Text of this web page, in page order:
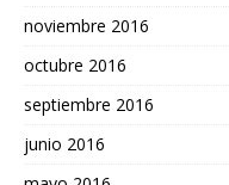
noviembre 2016
octubre 2016
septiembre 2016
junio 2016